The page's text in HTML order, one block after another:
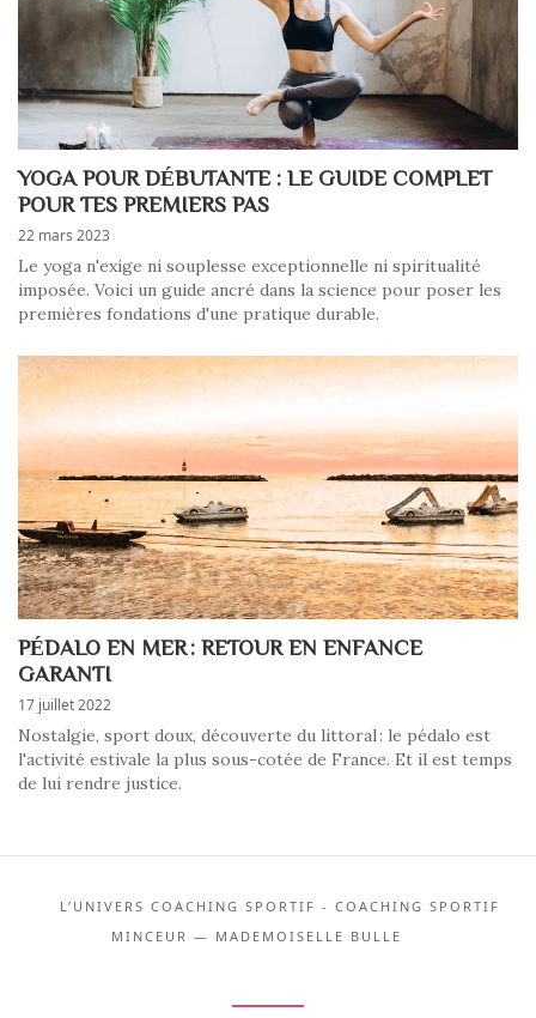
YOGA POUR DÉBUTANTE : LE GUIDE COMPLET
POUR TES PREMIERS PAS
22 mars 2023
Le yoga n'exige ni souplesse exceptionnelle ni spiritualité
imposée. Voici un guide ancré dans la science pour poser les
premières fondations d'une pratique durable.
PÉDALO EN MER : RETOUR EN ENFANCE
GARANTI
17 juillet 2022
Nostalgie, sport doux, découverte du littoral : le pédalo est
l'activité estivale la plus sous-cotée de France. Et il est temps
de lui rendre justice.
L’UNIVERS COACHING SPORTIF - COACHING SPORTIF
MINCEUR — MADEMOISELLE BULLE